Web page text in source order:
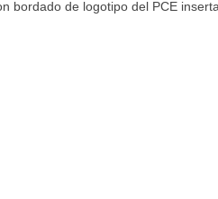
bordado de logotipo del PCE